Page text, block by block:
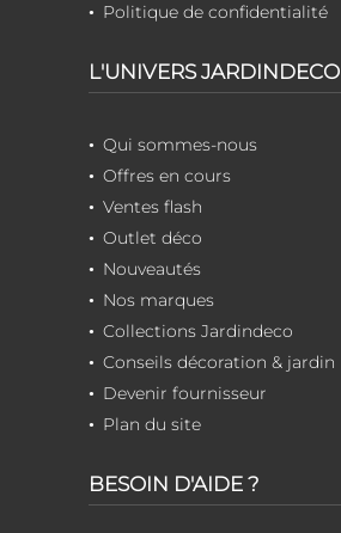
Politique de confidentialité
L'UNIVERS JARDINDECO
Qui sommes-nous
Offres en cours
Ventes flash
Outlet déco
Nouveautés
Nos marques
Collections Jardindeco
Conseils décoration & jardin
Devenir fournisseur
Plan du site
BESOIN D'AIDE ?